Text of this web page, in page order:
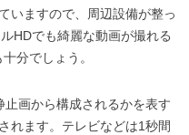
いますので、周辺設備が整っ
HDでも綺麗な動画が撮れる
分でしょう。
画から構成されるかを表す
れます。テレビなどは1秒間